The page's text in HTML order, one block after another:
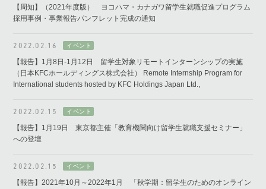
【周知】（2021年度版） ヨコハマ・カナガワ留学生就職促進プログラム
採用事例・事業報告パンフレット完成の通知
2022.02.16
【報告】1月8日-1月12日 留学生対象リモートインターンシップの実施
（日本KFCホールディングス株式会社） Remote Internship Program for
International students hosted by KFC Holdings Japan Ltd.,
2022.02.15
【報告】1月19日 東京都主催「教育機関向け留学生就職支援セミナー」
への登壇
2022.02.15
【報告】2021年10月～2022年1月 「秋学期：留学生のためのオンライン